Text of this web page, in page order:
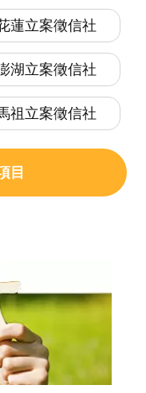
蓮立案徵信社
湖立案徵信社
祖立案徵信社
目